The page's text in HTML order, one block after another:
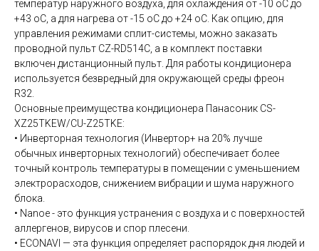
температур наружного воздуха, для охлаждения от -10 oС до
+43 oС, а для нагрева от -15 oС до +24 oС. Как опцию, для
управления режимами сплит-системы, можно заказать
проводной пульт CZ-RD514C, а в комплект поставки
включен дистанционный пульт. Для работы кондиционера
используется безвредный для окружающей среды фреон
R32.
Основные преимущества кондиционера Панасоник CS-
XZ25TKEW/CU-Z25TKE:
• Инверторная технология (Инвертор+ на 20% лучше
обычных инверторных технологий) обеспечивает более
точный контроль температуры в помещении с уменьшением
электрорасходов, снижением вибрации и шума наружного
блока.
• Nanoe - это функция устранения с воздуха и с поверхностей
аллергенов, вирусов и спор плесени.
• ECONAVI — эта функция определяет распорядок дня людей и